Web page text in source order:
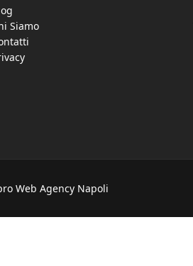
Siamo
Web Agency Napoli